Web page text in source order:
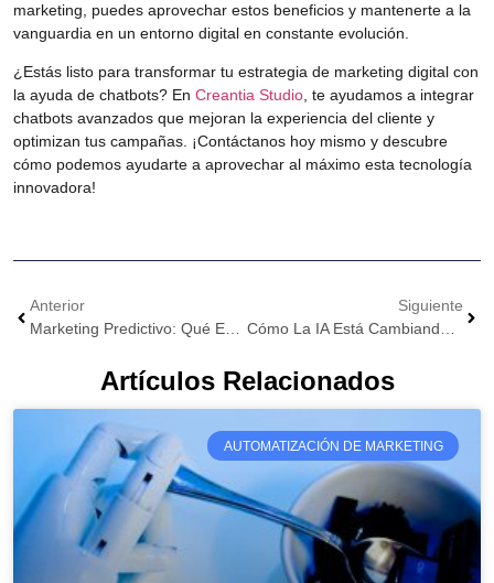
marketing, puedes aprovechar estos beneficios y mantenerte a la
vanguardia en un entorno digital en constante evolución.
¿Estás listo para transformar tu estrategia de marketing digital con
la ayuda de chatbots? En Creantia Studio, te ayudamos a integrar
chatbots avanzados que mejoran la experiencia del cliente y
optimizan tus campañas. ¡Contáctanos hoy mismo y descubre
cómo podemos ayudarte a aprovechar al máximo esta tecnología
innovadora!
Anterior
Marketing Predictivo: Qué Es Y Cómo Puede Beneficiar A Tu Negocio
Siguiente
Cómo La IA Está Cambiando La Forma En Que Medimos El Éxito En Marketing
Artículos Relacionados
AUTOMATIZACIÓN DE MARKETING